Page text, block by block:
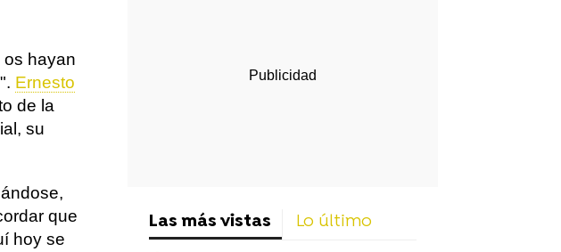
os hayan
Ernesto
de la
su
que
hoy se
Las más vistas Lo último